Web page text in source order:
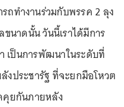
ถทำงานร่วมกับพรรค 2 ลุง
นาดนั้น วันนี้เราได้มีการ
เป็นการพัฒนาในระดับที่
ประชารัฐ ที่จะยกมือโหวต
คุยกันภายหลัง